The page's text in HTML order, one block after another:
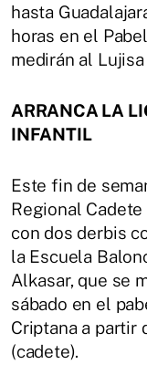
hasta
horas en el
medirán al Lujisa
ARRANCA LA
INFANTIL
Este fin de
Regional
con dos derbis
la Escuela
Alkasar, que se
sábado en el
Criptana a partir
(cadete).